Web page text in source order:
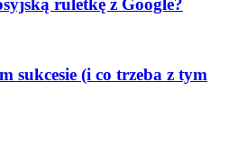
ruletkę z Google?
sukcesie (i co trzeba z tym